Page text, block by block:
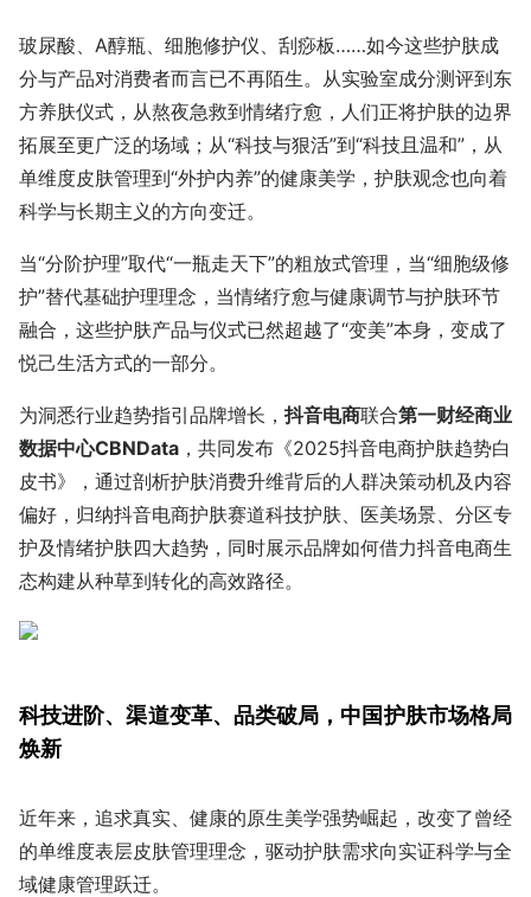
玻尿酸、A醇瓶、细胞修护仪、刮痧板……如今这些护肤成
分与产品对消费者而言已不再陌生。从实验室成分测评到东
方养肤仪式，从熬夜急救到情绪疗愈，人们正将护肤的边界
拓展至更广泛的场域；从“科技与狠活”到“科技且温和”，从
单维度皮肤管理到“外护内养”的健康美学，护肤观念也向着
科学与长期主义的方向变迁。
当“分阶护理”取代“一瓶走天下”的粗放式管理，当“细胞级修
护”替代基础护理理念，当情绪疗愈与健康调节与护肤环节
融合，这些护肤产品与仪式已然超越了“变美”本身，变成了
悦己生活方式的一部分。
为洞悉行业趋势指引品牌增长， 抖音电商联合第一财经商业
数据中心CBNData ，共同发布《2025抖音电商护肤趋势白
皮书》，通过剖析护肤消费升维背后的人群决策动机及内容
偏好，归纳抖音电商护肤赛道科技护肤、医美场景、分区专
护及情绪护肤四大趋势，同时展示品牌如何借力抖音电商生
态构建从种草到转化的高效路径。
科技进阶、渠道变革、品类破局， 中国护肤市场格局
焕新
近年来，追求真实、健康的原生美学强势崛起，改变了曾经
的单维度表层皮肤管理理念，驱动护肤需求向实证科学与全
域健康管理跃迁。